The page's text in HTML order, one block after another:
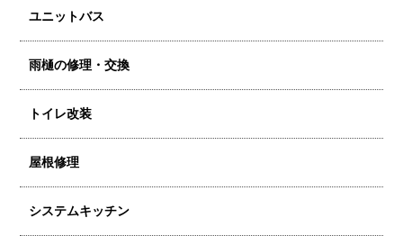
ユニットバス
雨樋の修理・交換
トイレ改装
屋根修理
システムキッチン